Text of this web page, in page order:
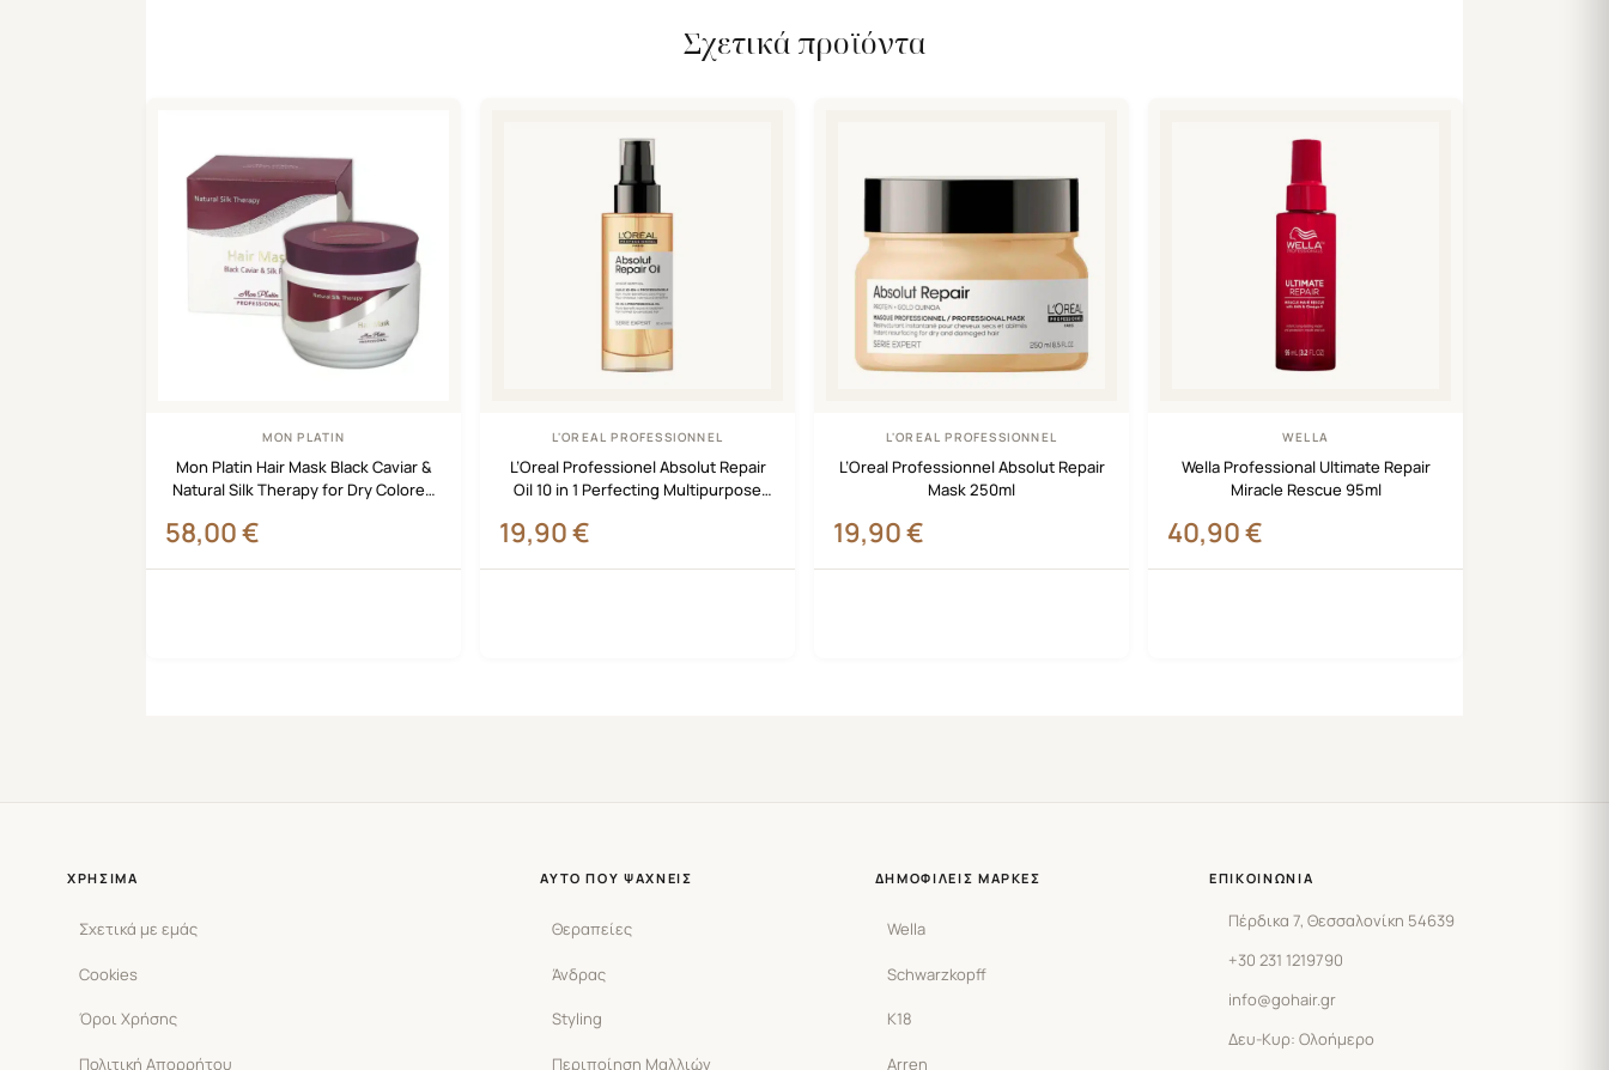
Σχετικά προϊόντα
MON PLATIN
Mon Platin Hair Mask Black Caviar &
Natural Silk Therapy for Dry Colored
58,00€
L'OREAL PROFESSIONNEL
L’Oreal Professionel Absolut Repair
Oil 10 in 1 Perfecting Multipurpose
19,90€
L'OREAL PROFESSIONNEL
L’Oreal Professionnel Absolut Repair
Mask 250ml
19,90€
WELLA
Wella Professional Ultimate Repair
Miracle Rescue 95ml
40,90€
ΧΡΉΣΙΜΑ
Σχετικά με εμάς
Cookies
Όροι Χρήσης
Πολιτική Απορρήτου
ΑΥΤΌ ΠΟΥ ΨΆΧΝΕΙΣ
Θεραπείες
Άνδρας
Styling
Περιποίηση Μαλλιών
ΔΗΜΟΦΙΛΕΊΣ ΜΆΡΚΕΣ
Wella
Schwarzkopff
K18
Arren
ΕΠΙΚΟΙΝΩΝΊΑ
Πέρδικα 7, Θεσσαλονίκη 54639
+30 231 1219790
info@gohair.gr
Δευ-Κυρ: Ολοήμερο